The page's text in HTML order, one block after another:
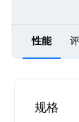
性能
规格